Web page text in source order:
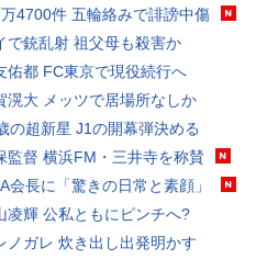
4700件 五輪絡みで誹謗中傷
で銃乱射 祖父母も殺害か
佑都 FC東京で現役続行へ
滉大 メッツで居場所なしか
の超新星 J1の開幕弾決める
監督 横浜FM・三井寺を称賛
会長に「驚きの日常と素顔」
凌輝 公私ともにピンチへ?
ノガレ 炊き出し出発明かす